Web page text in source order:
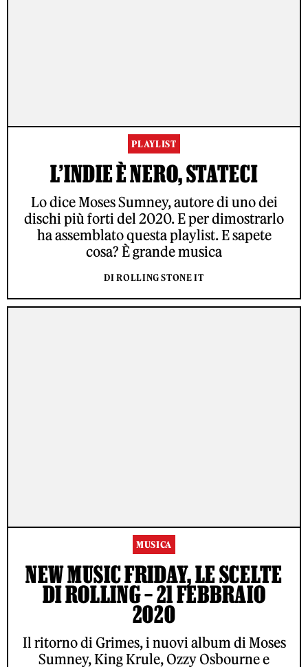
PLAYLIST
L’INDIE È NERO, STATECI
Lo dice Moses Sumney, autore di uno dei
dischi più forti del 2020. E per dimostrarlo
ha assemblato questa playlist. E sapete
cosa? È grande musica
DI ROLLING STONE IT
MUSICA
NEW MUSIC FRIDAY, LE SCELTE
DI ROLLING – 21 FEBBRAIO
2020
Il ritorno di Grimes, i nuovi album di Moses
Sumney, King Krule, Ozzy Osbourne e